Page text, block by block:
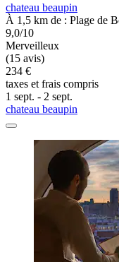
chateau beaupin
À 1,5 km de : Plage de
9,0/10
Merveilleux
(15 avis)
234 €
taxes et frais compris
1 sept. - 2 sept.
chateau beaupin